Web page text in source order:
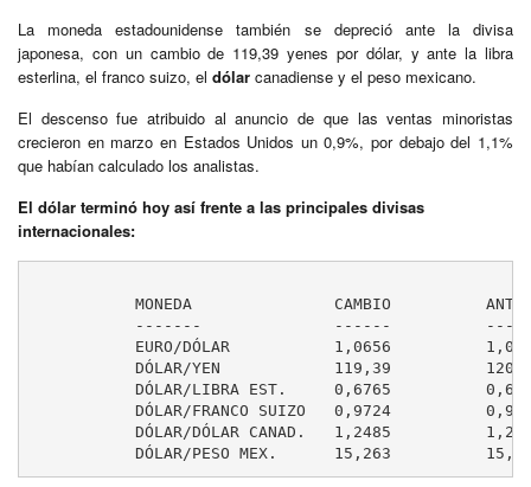
La moneda estadounidense también se depreció ante la divisa
japonesa, con un cambio de 119,39 yenes por dólar, y ante la libra
esterlina, el franco suizo, el dólar canadiense y el peso mexicano.
El descenso fue atribuido al anuncio de que las ventas minoristas
crecieron en marzo en Estados Unidos un 0,9%, por debajo del 1,1%
que habían calculado los analistas.
El dólar terminó hoy así frente a las principales divisas
internacionales: